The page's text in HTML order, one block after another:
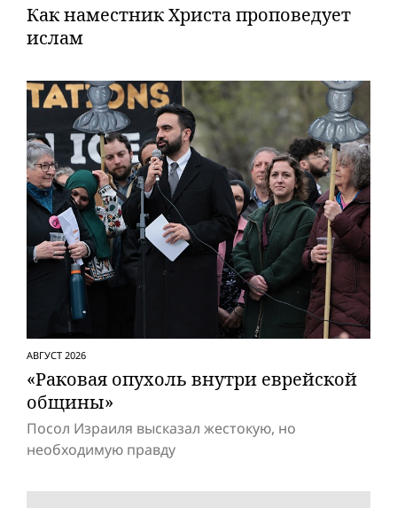
Как наместник Христа проповедует
ислам
АВГУСТ 2026
«Раковая опухоль внутри еврейской
общины»
Посол Израиля высказал жестокую, но
необходимую правду